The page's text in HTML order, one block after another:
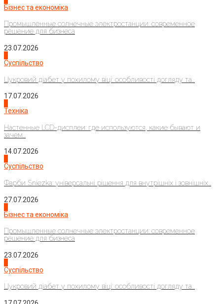
Бізнес та економіка
Промышленные солнечные электростанции: современное
решение для бизнеса
23.07.2026
Суспільство
Цукровий діабет у похилому віці: особливості догляду та...
17.07.2026
Техніка
Настенные LCD-дисплеи: где используются, какие бывают и
зачем...
14.07.2026
Суспільство
Фарби Sniezka: універсальні рішення для внутрішніх і зовнішніх...
27.07.2026
Бізнес та економіка
Промышленные солнечные электростанции: современное
решение для бизнеса
23.07.2026
Суспільство
Цукровий діабет у похилому віці: особливості догляду та...